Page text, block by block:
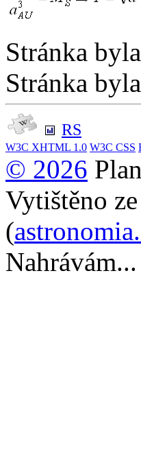
Stránka
Stránka
RS
W3C XHTML 1.0 W3C CSS
© 2026
Vytištěno
(
Nahrávám...